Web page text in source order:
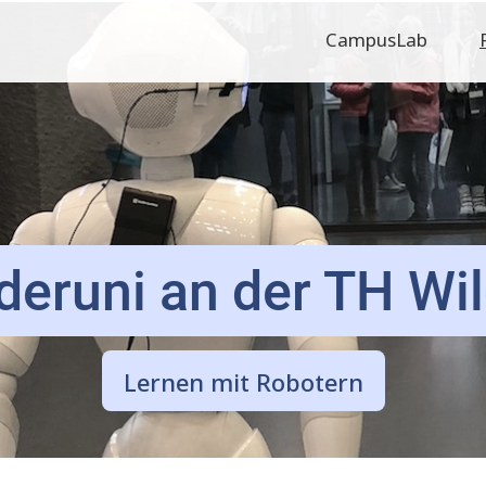
CampusLab
an der TH
Lernen mit Robotern